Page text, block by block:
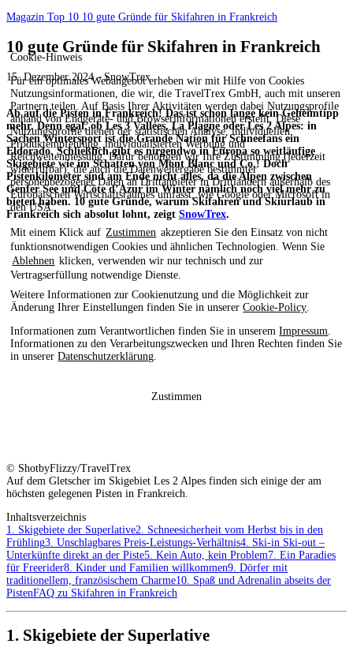
Cookie-Hinweis
Für ein optimales Webangebot erheben wir mit Hilfe von Cookies
Nutzungsinformationen, die wir, die TravelTrex GmbH, auch mit unseren
Partnern teilen. Auf Basis Ihrer Aktivitäten werden dabei Nutzungsprofile
anhand von Endgeräte- und Browserinformationen erstellt. Diese
Nutzungsprofile dienen der statistischen Analyse, individuellen
Produktempfehlung, individualisierten Werbung und
Reichweitenmessung. Dafür benötigen wir Ihre Zustimmung (jederzeit
widerrufbar), die auch die Datenweitergabe bestimmter
personenbezogener Daten an Drittanbieter in Drittländern außerhalb des
Europäischen Wirtschaftsraumes umfasst, wie Google oder Microsoft in
den USA.
Mit einem Klick auf Zustimmen akzeptieren Sie den Einsatz von nicht
funktionsnotwendigen Cookies und ähnlichen Technologien. Wenn Sie
Ablehnen klicken, verwenden wir nur technisch und zur
Vertragserfüllung notwendige Dienste.
Weitere Informationen zur Cookienutzung und die Möglichkeit zur
Änderung Ihrer Einstellungen finden Sie in unsererCookie-Policy
Informationen zum Verantwortlichen finden Sie in unseremImpressum
Informationen zu den Verarbeitungszwecken und Ihren Rechten finden Sie
in unsererDatenschutzerklärung
Zustimmen
Magazin Top 10 10 gute Gründe für Skifahren in Frankreich
10 gute Gründe für Skifahren in Frankreich
15. Dezember 2024 - SnowTrex
Ab auf die Pisten in Frankreich! Das ist schon lange kein Geheimtipp
mehr. Denn egal, ob Les 3 Vallées, La Plagne oder Les 2 Alpes: in
Sachen Wintersport ist die Grande Nation für Schneefans ein
Eldorado. Schließlich gibt es nirgendwo in Europa so weitläufige
Skigebiete wie im Schatten von Mont Blanc und Co.! Doch
Pistenkilometer sind am Ende nicht alles, da die Alpen zwischen
Genfer See und Côte d’Azur im Winter nämlich noch viel mehr zu
bieten haben. 10 gute Gründe, warum Skifahren und Skiurlaub in
Frankreich sich absolut lohnt, zeigt SnowTrex.
© ShotbyFlizzy/TravelTrex
Auf dem Gletscher im Skigebiet Les 2 Alpes finden sich einige der am
höchsten gelegenen Pisten in Frankreich.
Inhaltsverzeichnis
1. Skigebiete der Superlative2. Schneesicherheit vom Herbst bis in den
Frühling3. Unschlagbares Preis-Leistungs-Verhältnis4. Ski-in Ski-out –
Unterkünfte direkt an der Piste5. Kein Auto, kein Problem7. Ein Paradies
für Freerider8. Kinder und Familien willkommen9. Dörfer mit
traditionellem, französischem Charme10. Spaß und Adrenalin abseits der
PistenFAQ zu Skifahren in Frankreich
1. Skigebiete der Superlative